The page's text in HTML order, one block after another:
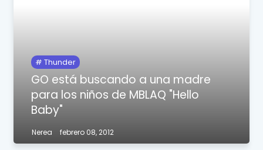
Thunder
GO está buscando a una madre
para los niños de MBLAQ "Hello
Baby"
Nerea febrero 08, 2012